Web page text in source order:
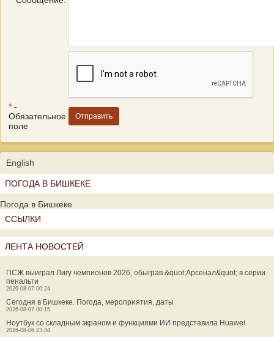
* -
Обязательное
поле
English
ПОГОДА В БИШКЕКЕ
Погода в Бишкеке
ССЫЛКИ
ЛЕНТА НОВОСТЕЙ
ПСЖ выиграл Лигу чемпионов 2026, обыграв &quot;Арсенал&quot; в серии
пенальти
2026-08-07 00:24
Сегодня в Бишкеке. Погода, мероприятия, даты
2026-08-07 00:15
Ноутбук со складным экраном и функциями ИИ представила Huawei
2026-08-06 23:44